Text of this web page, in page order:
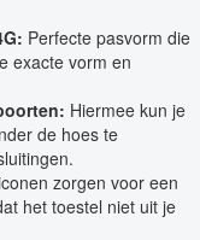
Perfecte pasvorm die
exacte vorm en
Hiermee kun je
de hoes te
zorgen voor een
het toestel niet uit je